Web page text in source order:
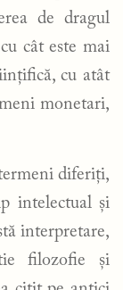
de dragul
cât este mai
cu atât
monetari,
diferiți,
intelectual și
interpretare,
filozofie și